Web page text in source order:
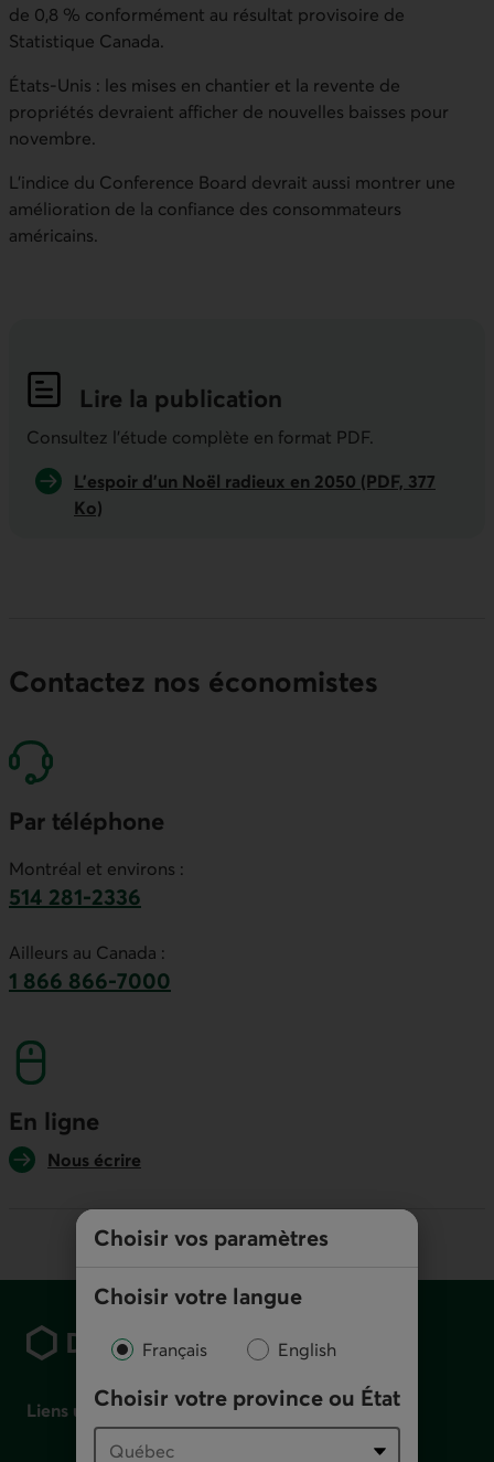
Choisir vos paramètres
Choisir votre langue
Français English
Choisir votre province ou État
de 0,8 % conformément au résultat provisoire de
Statistique Canada.
États-Unis : les mises en chantier et la revente de
propriétés devraient afficher de nouvelles baisses pour
novembre.
L’indice du Conference Board devrait aussi montrer une
amélioration de la confiance des consommateurs
américains.
Lire la publication
Indicateurs économiques de la
Consultez l'étude complète en format PDF.
L’espoir d’un Noël radieux en 2050 (PDF, 377
Ko)
Contactez nos économistes
Par téléphone
Montréal et environs :
514 281-2336
Ailleurs au Canada :
1 866 866-7000
En ligne
Nous écrire
Pied de page
Liens utiles